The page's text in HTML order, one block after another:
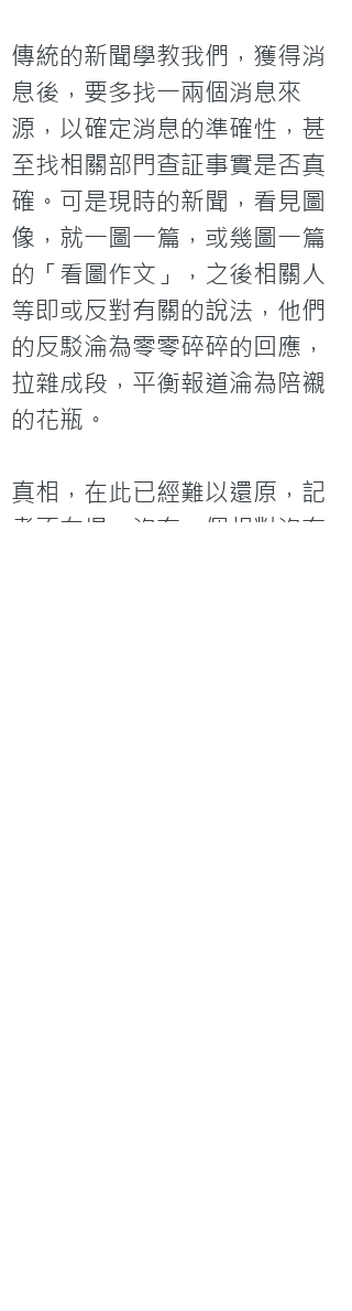
傳統的新聞學教我們，獲得消
息後，要多找一兩個消息來
源，以確定消息的準確性，甚
至找相關部門查証事實是否真
確。可是現時的新聞，看見圖
像，就一圖一篇，或幾圖一篇
的「看圖作文」，之後相關人
等即或反對有關的說法，他們
的反駁淪為零零碎碎的回應，
拉雜成段，平衡報道淪為陪襯
的花瓶。
真相，在此已經難以還原，記
者不在場，沒有一個相對沒有